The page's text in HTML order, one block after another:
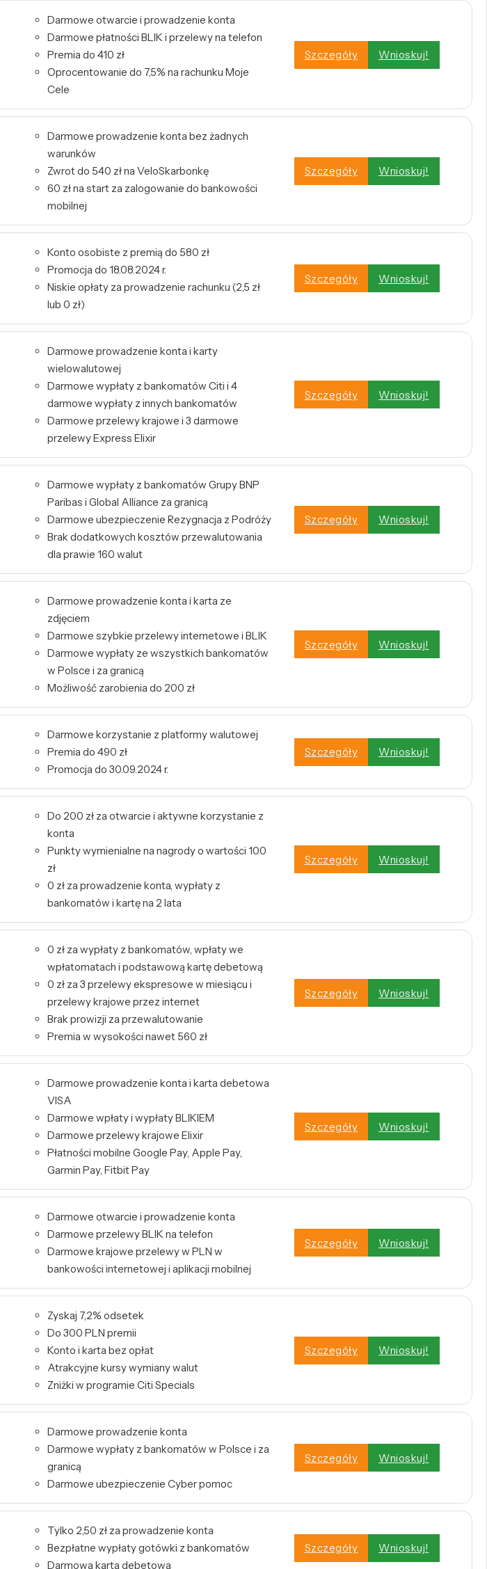
Darmowe otwarcie i prowadzenie konta
Darmowe płatności BLIK i przelewy na telefon
Premia do 410 zł
Oprocentowanie do 7,5% na rachunku Moje
Cele
Szczegóły Wnioskuj!
Darmowe prowadzenie konta bez żadnych
warunków
Zwrot do 540 zł na VeloSkarbonkę
60 zł na start za zalogowanie do bankowości
mobilnej
Szczegóły Wnioskuj!
Konto osobiste z premią do 580 zł
Promocja do 18.08.2024 r.
Niskie opłaty za prowadzenie rachunku (2,5 zł
lub 0 zł)
Szczegóły Wnioskuj!
Darmowe prowadzenie konta i karty
wielowalutowej
Darmowe wypłaty z bankomatów Citi i 4
darmowe wypłaty z innych bankomatów
Darmowe przelewy krajowe i 3 darmowe
przelewy Express Elixir
Szczegóły Wnioskuj!
Darmowe wypłaty z bankomatów Grupy BNP
Paribas i Global Alliance za granicą
Darmowe ubezpieczenie Rezygnacja z Podróży
Brak dodatkowych kosztów przewalutowania
dla prawie 160 walut
Szczegóły Wnioskuj!
Darmowe prowadzenie konta i karta ze
zdjęciem
Darmowe szybkie przelewy internetowe i BLIK
Darmowe wypłaty ze wszystkich bankomatów
w Polsce i za granicą
Możliwość zarobienia do 200 zł
Szczegóły Wnioskuj!
Darmowe korzystanie z platformy walutowej
Premia do 490 zł
Promocja do 30.09.2024 r.
Szczegóły Wnioskuj!
Do 200 zł za otwarcie i aktywne korzystanie z
konta
Punkty wymienialne na nagrody o wartości 100
zł
0 zł za prowadzenie konta, wypłaty z
bankomatów i kartę na 2 lata
Szczegóły Wnioskuj!
0 zł za wypłaty z bankomatów, wpłaty we
wpłatomatach i podstawową kartę debetową
0 zł za 3 przelewy ekspresowe w miesiącu i
przelewy krajowe przez internet
Brak prowizji za przewalutowanie
Premia w wysokości nawet 560 zł
Szczegóły Wnioskuj!
Darmowe prowadzenie konta i karta debetowa
VISA
Darmowe wpłaty i wypłaty BLIKIEM
Darmowe przelewy krajowe Elixir
Płatności mobilne Google Pay, Apple Pay,
Garmin Pay, Fitbit Pay
Szczegóły Wnioskuj!
Darmowe otwarcie i prowadzenie konta
Darmowe przelewy BLIK na telefon
Darmowe krajowe przelewy w PLN w
bankowości internetowej i aplikacji mobilnej
Szczegóły Wnioskuj!
Zyskaj 7,2% odsetek
Do 300 PLN premii
Konto i karta bez opłat
Atrakcyjne kursy wymiany walut
Zniżki w programie Citi Specials
Szczegóły Wnioskuj!
Darmowe prowadzenie konta
Darmowe wypłaty z bankomatów w Polsce i za
granicą
Darmowe ubezpieczenie Cyber pomoc
Szczegóły Wnioskuj!
Tylko 2,50 zł za prowadzenie konta
Bezpłatne wypłaty gotówki z bankomatów
Darmowa karta debetowa
Szczegóły Wnioskuj!